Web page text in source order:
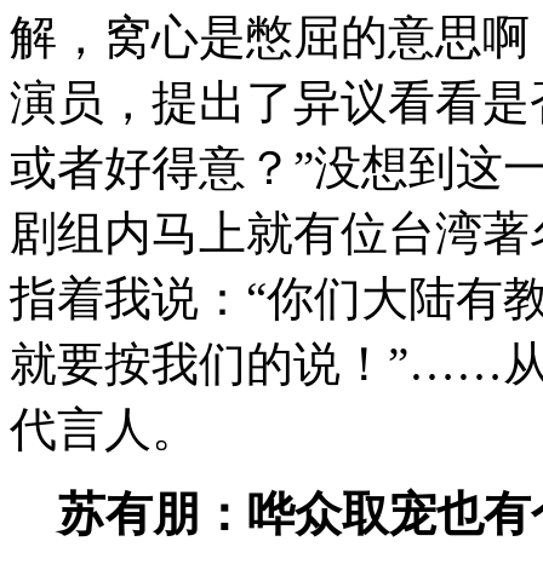
解，窝心是憋屈的意思
演员，提出了异议看看
或者好得意？”没想到
剧组内马上就有位台湾
指着我说：“你们大陆有
就要按我们的说！”……
代言人。
苏有朋：哗众取宠也有